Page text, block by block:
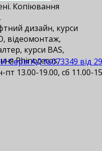
АД №073349 від
пт 13.00-19.00, сб 11.00-
Копіювання
дизайн, курси
відеомонтаж,
курси BAS,
Rhinoceros,